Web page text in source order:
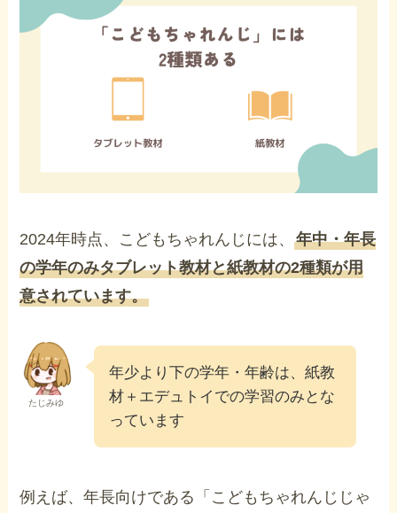
2024年時点、こどもちゃれんじには、年中・年長
の学年のみタブレット教材と紙教材の2種類が用
意されています。
たじみゆ
年少より下の学年・年齢は、紙教
材＋エデュトイでの学習のみとな
っています
例えば、年長向けである「こどもちゃれんじじゃ